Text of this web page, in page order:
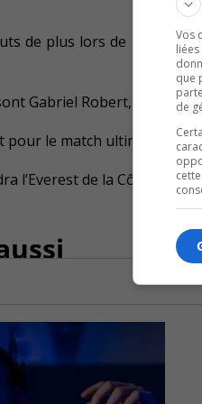
de plus lors de la
Gabriel Robert, Loic
pour le match ultime ce
l’Everest de la Côte-du-
Vos
que
de